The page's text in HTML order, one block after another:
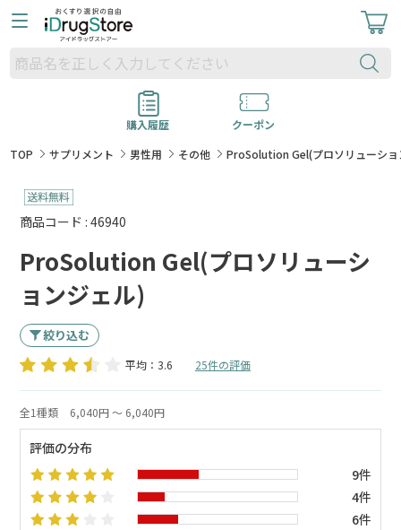
購入履歴
クーポン
TOP
サプリメント 男性用 その他 ProSolution Gel(プロソリューショ
商品コード : 46940
ProSolution Gel(プロソリューシ
ョンジェル)
絞り込む
平均：3.6 25件の評価
全1種類 6,040円 ～ 6,040円
評価の分布
9件
4件
6件